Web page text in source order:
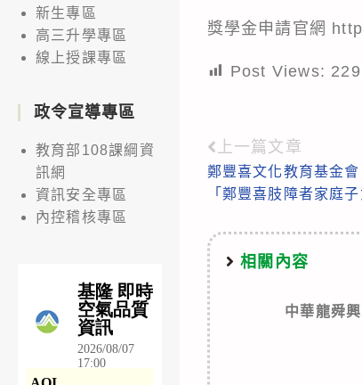
獎學金申請官網
Post Views: 229
Read
more
上一篇文章
鄭豐喜文化教育基金
「鄭豐喜肢障者家庭
相關內容
中華龍舜
新生專區
高三升學專區
線上授課專區
政令宣導專區
教育部108課綱資
訊網
資訊安全專區
內控稽核專區